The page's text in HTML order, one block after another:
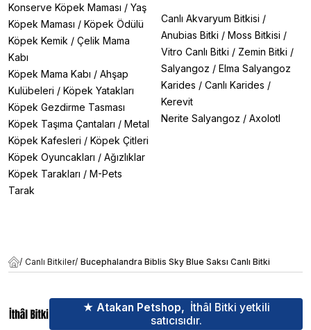
Konserve Köpek Maması / Yaş
Köpek Maması / Köpek Ödülü
Köpek Kemik / Çelik Mama
Kabı
Köpek Mama Kabı / Ahşap
Kulübeleri / Köpek Yatakları
Köpek Gezdirme Tasması
Köpek Taşıma Çantaları / Metal
Köpek Kafesleri / Köpek Çitleri
Köpek Oyuncakları / Ağızlıklar
Köpek Tarakları / M-Pets
Tarak
Canlı Akvaryum Bitkisi /
Anubias Bitki / Moss Bitkisi /
Vitro Canlı Bitki / Zemin Bitki /
Salyangoz / Elma Salyangoz
Karides / Canlı Karides /
Kerevit
Nerite Salyangoz / Axolotl
/ Canlı Bitkiler/ Bucephalandra Biblis Sky Blue Saksı Canlı Bitki
★ Atakan Petshop, İthâl Bitki yetkili
satıcısıdır.